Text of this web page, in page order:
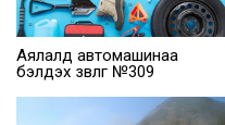
Аялалд автомашинаа
бэлдэх зөвлөгөө №309